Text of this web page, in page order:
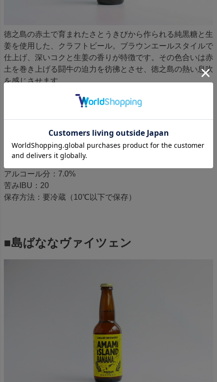
徳之島の赤土で育まれたさとうきびから作られる純黒糖と生
姜を使用した、クラフトビール。ブラウンエールスタイルで
仕上げ、深いコクと生姜の香りが特徴です。その色合いは赤
土を巻き上げる闘牛の迫力を彷彿とさせ、徳之島の熱い息吹
を感じさせます。
原材料：麦芽（ドイツ製造）、黒糖（徳之島製造）、ホッ
プ、生姜（徳之島産）
税率適用区分：麦芽使用率50%以上
アルコール分：7.0%
苦みIBU：20
保存方法：要冷蔵（10℃以下で保存）
■島ばななヴァイツェン